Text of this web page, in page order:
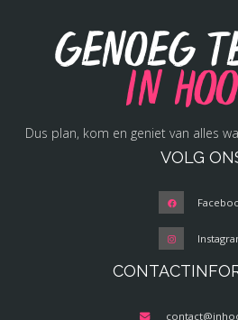
Genoeg
in
Dus plan, kom en geniet van alles
VOLG